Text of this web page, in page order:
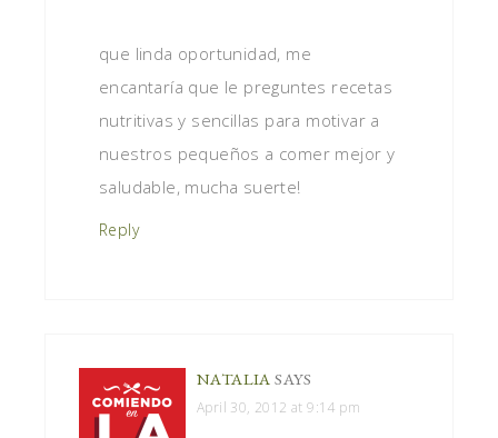
que linda oportunidad, me
encantaría que le preguntes recetas
nutritivas y sencillas para motivar a
nuestros pequeños a comer mejor y
saludable, mucha suerte!
Reply
NATALIA SAYS
April 30, 2012 at 9:14 pm